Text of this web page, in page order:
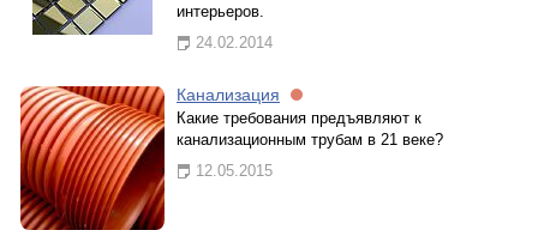
интерьеров.
24.02.2014
Канализация
Какие требования предъявляют к
канализационным трубам в 21 веке?
12.05.2015